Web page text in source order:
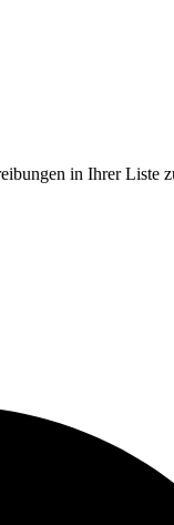
in Ihrer Liste